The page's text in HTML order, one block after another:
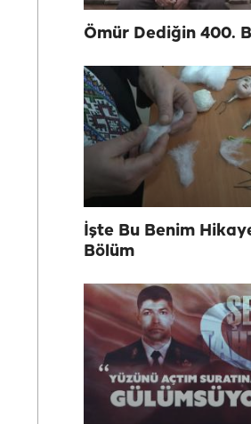
Ömür Dediğin 400.
İşte Bu Benim
Bölüm